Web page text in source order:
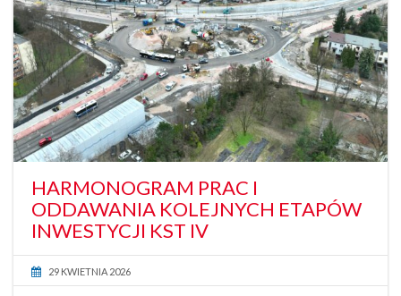
HARMONOGRAM PRAC I
ODDAWANIA KOLEJNYCH ETAPÓW
INWESTYCJI KST IV
29 KWIETNIA 2026